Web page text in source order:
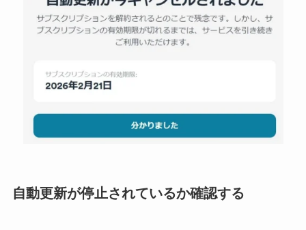
自動更新が停止されているか確認する